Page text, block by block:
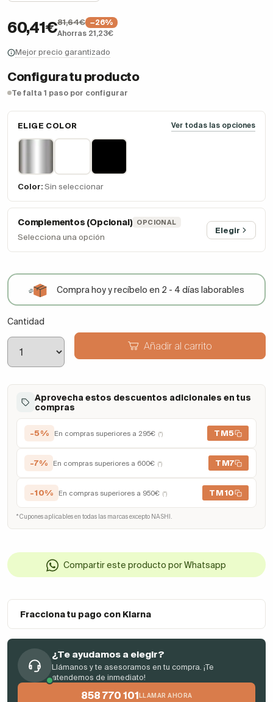
60,41€81,64€
−26%
Ahorras 21,23€
Mejor precio garantizado
Configura tu producto
Te falta 1 paso por configurar
ELIGE COLOR Ver todas las opciones
Color: Sin seleccionar
Complementos (Opcional) OPCIONAL
Selecciona una opción
Elegir
Compra hoy y recíbelo en 2 - 4 días laborables
Cantidad
Añadir al carrito
Aprovecha estos descuentos adicionales en tus
compras
-5% En compras superiores a 295€ (*) TM5
-7% En compras superiores a 600€ (*) TM7
-10% En compras superiores a 950€ (*) TM10
* Cupones aplicables en todas las marcas excepto NASHI.
Compartir este producto por Whatsapp
Fracciona tu pago con Klarna
¿Te ayudamos a elegir?
Llámanos y te asesoramos en tu compra. ¡Te
atendemos de inmediato!
858 770 101 LLAMAR AHORA